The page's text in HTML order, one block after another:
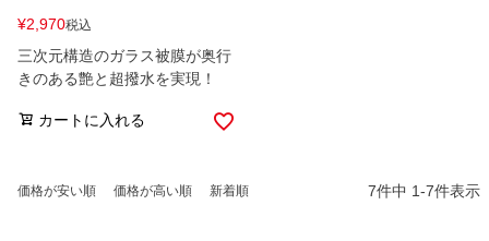
¥2,970税込
三次元構造のガラス被膜が奥行
きのある艶と超撥水を実現！
カートに入れる
価格が安い順 価格が高い順 新着順 7件中 1-7件表示